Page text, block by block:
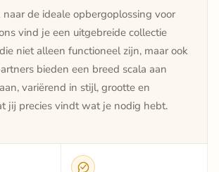
naar de ideale opbergoplossing voor
vind je een uitgebreide collectie
niet alleen functioneel zijn, maar ook
bieden een breed scala aan
variërend in stijl, grootte en
jij precies vindt wat je nodig hebt.